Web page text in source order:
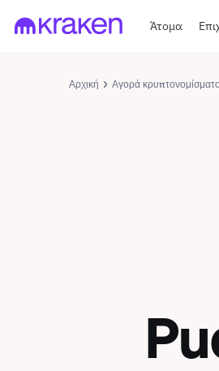
Άτομα
Αρχική Αγορά